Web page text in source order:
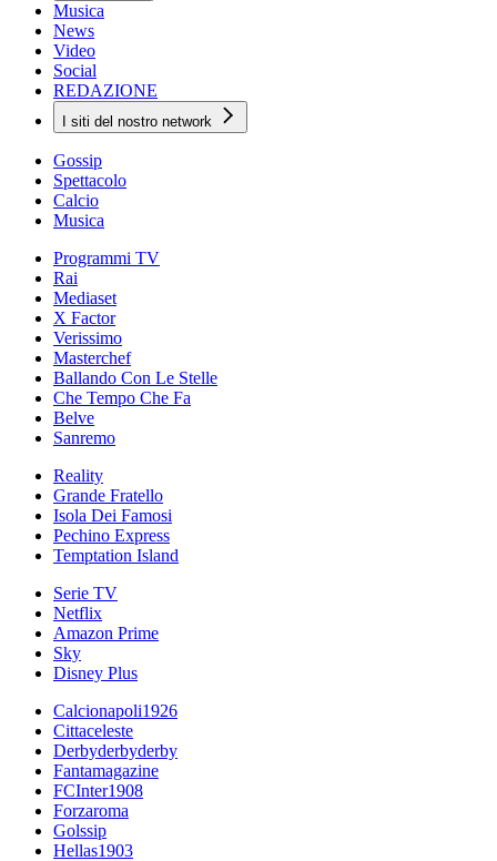
Musica
News
Video
Social
REDAZIONE
I siti del nostro network
Gossip
Spettacolo
Calcio
Musica
Programmi TV
Rai
Mediaset
X Factor
Verissimo
Masterchef
Ballando Con Le Stelle
Che Tempo Che Fa
Belve
Sanremo
Reality
Grande Fratello
Isola Dei Famosi
Pechino Express
Temptation Island
Serie TV
Netflix
Amazon Prime
Sky
Disney Plus
Calcionapoli1926
Cittaceleste
Derbyderbyderby
Fantamagazine
FCInter1908
Forzaroma
Golssip
Hellas1903